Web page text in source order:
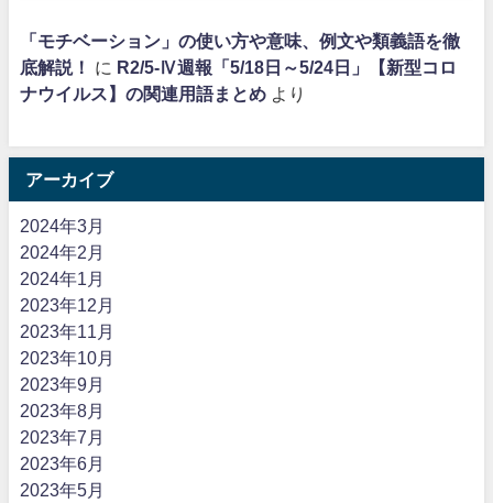
「モチベーション」の使い方や意味、例文や類義語を徹
底解説！
に R2/5-Ⅳ週報「5/18日～5/24日」【新型コロ
ナウイルス】の関連用語まとめ より
アーカイブ
2024年3月
2024年2月
2024年1月
2023年12月
2023年11月
2023年10月
2023年9月
2023年8月
2023年7月
2023年6月
2023年5月